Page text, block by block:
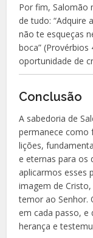
Por fim, Salomão
de tudo: “Adquire
não te esqueças
boca” (Provérbios
oportunidade de
Conclusão
A sabedoria de
permanece como
lições,
e eternas para os
aplicarmos esses
imagem de
temor ao Senhor.
em cada passo, e
herança e